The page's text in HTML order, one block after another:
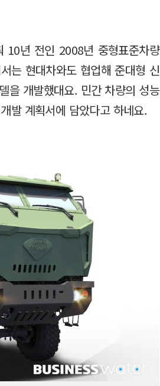
10년 전인 2008년 중형표준차량
는 현대차와도 협업해 준대형 신
을 개발했대요. 민간 차량의 성능
발 계획서에 담았다고 하네요.